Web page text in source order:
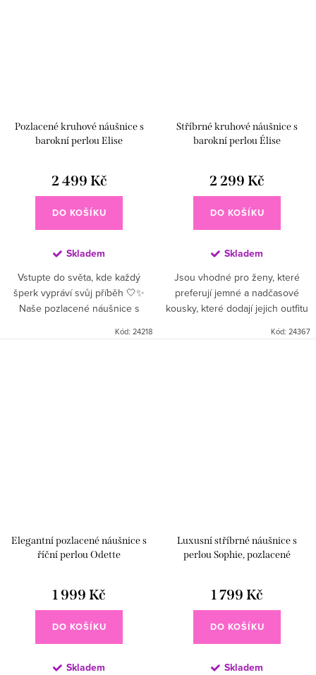
Pozlacené kruhové náušnice s
barokní perlou Elise
2 499 Kč
DO KOŠÍKU
Skladem
Vstupte do světa, kde každý
šperk vypráví svůj příběh 🤍✨
Naše pozlacené náušnice s
Kód: 24218
Stříbrné kruhové náušnice s
barokní perlou Élise
2 299 Kč
DO KOŠÍKU
Skladem
Jsou vhodné pro ženy, které
preferují jemné a nadčasové
kousky, které dodají jejich outfitu
Kód: 24367
Elegantní pozlacené náušnice s
říční perlou Odette
1 999 Kč
DO KOŠÍKU
Skladem
Luxusní stříbrné náušnice s
perlou Sophie, pozlacené
1 799 Kč
DO KOŠÍKU
Skladem